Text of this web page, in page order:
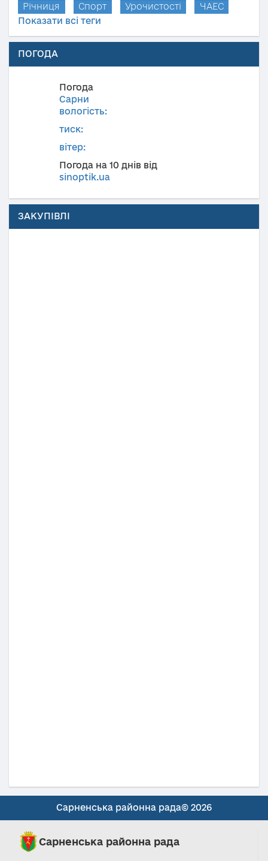
Річниця
Спорт Урочистості
ЧАЕС
Показати всі теги
ПОГОДА
Погода
Сарни
вологість:
тиск:
вітер:
Погода на 10 днів від
sinoptik.ua
ЗАКУПІВЛІ
Сарненська районна рада© 2026
Сарненська районна рада